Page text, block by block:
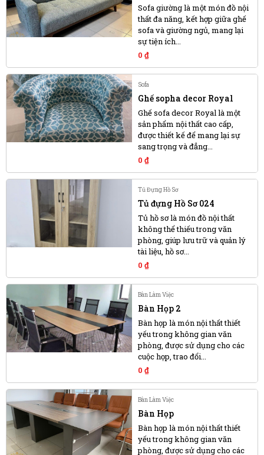
Sofa giường là một món đồ nội
thất đa năng, kết hợp giữa ghế
sofa và giường ngủ, mang lại
sự tiện ích...
0 ₫
Sofa
Ghế sopha decor Royal
Ghế sofa decor Royal là một
sản phẩm nội thất cao cấp,
được thiết kế để mang lại sự
sang trọng và đẳng...
0 ₫
Tủ Đựng Hồ Sơ
Tủ đựng Hồ Sơ 024
Tủ hồ sơ là món đồ nội thất
không thể thiếu trong văn
phòng, giúp lưu trữ và quản lý
tài liệu, hồ sơ...
0 ₫
Bàn Làm Việc
Bàn Họp 2
Bàn họp là món nội thất thiết
yếu trong không gian văn
phòng, được sử dụng cho các
cuộc họp, trao đổi...
0 ₫
Bàn Làm Việc
Bàn Họp
Bàn họp là món nội thất thiết
yếu trong không gian văn
phòng, được sử dụng cho các